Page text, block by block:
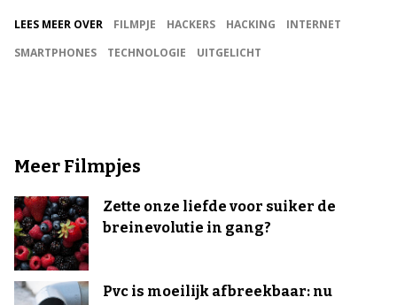
LEES MEER OVER FILMPJE HACKERS HACKING
INTERNET
SMARTPHONES
TECHNOLOGIE UITGELICHT
Meer Filmpjes
Zette onze liefde voor suiker de
breinevolutie in gang?
Pvc is moeilijk afbreekbaar: nu